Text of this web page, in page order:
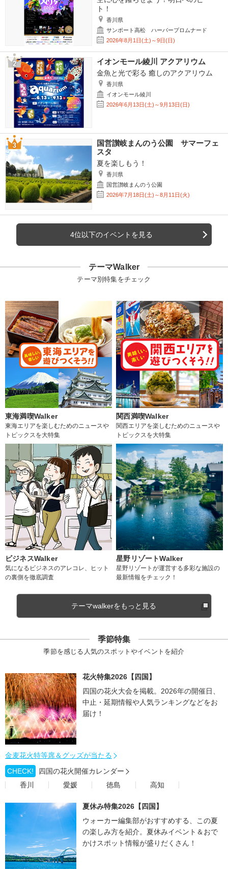
ト！
香川県
サンポート高松 ハーバープロムナード
2026年8月1日(土)～9日(日)
イオンモール綾川 アクアリウム
金魚と光で彩る 癒しのアクアリウム
香川県
イオンモール綾川
2026年6月13日(土)～9月13日(日)
国営讃岐まんのう公園 サマーフェ
スタ
夏を楽しもう！
香川県
国営讃岐まんのう公園
2026年7月18日(土)～8月11日(火)
4位以下のイベントを見る
テーマWalker
テーマ別特集をチェック
東海満喫Walker
東海エリアを楽しむためのニュースや
トピックスを大特集
関西満喫Walker
関西エリアを楽しむためのニュースや
トピックスを大特集
ビジネスWalker
気になるビジネスのアレコレ、ヒット
の裏側を徹底調査
星野リゾートWalker
星野リゾートが運営する多彩な施設の
最新情報をチェック！
テーマwalkerをもっと見る
季節特集
季節を感じる人気のスポットやイベントを紹介
花火特集2026【四国】
四国の花火大会を掲載。2026年の開催日、
中止・延期情報や人気ランキングなどをお
届け！
金麦花火特等席＆グッズが当たる
CHECK!
四国の花火開催カレンダー
香川
愛媛 徳島 高知
夏休み特集2026【四国】
ウォーカー編集部がおすすめする、この夏
の楽しみ方を紹介。夏休みイベント＆おで
かけスポット情報が盛りだくさん！